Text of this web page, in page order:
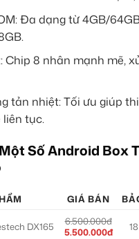
Đa dạng từ 4GB/
Chip 8 nhân mạnh mẽ,
tản nhiệt: Tối ưu giúp
liên tục.
Số Android Box
GIÁ BÁN
DX165
6.500.000đ
5.500.000đ